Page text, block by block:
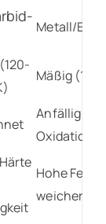
Metall/
Mäßig (15-
Anfällig für
Oxidation/
Hohe
weicher